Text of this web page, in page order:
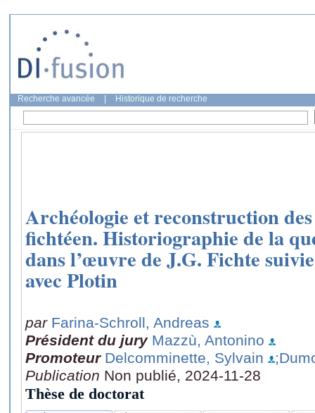
Recherche avancée Historique de recherche
Archéologie et reconstruction
fichtéen. Historiographie de la
dans l’œuvre de J.G. Fichte
avec Plotin
par Farina-Schroll, Andreas
Président du jury Mazzù, Antonino
Promoteur Delcomminette, Sylvain
Publication Non publié, 2024-11-28
Thèse de doctorat